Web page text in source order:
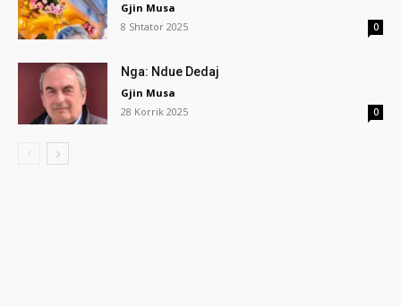
Gjin Musa
8 Shtator 2025
0
Nga: Ndue Dedaj
Gjin Musa
28 Korrik 2025
0